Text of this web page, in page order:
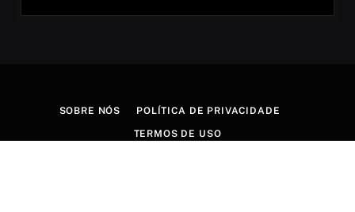
SOBRE NÓS POLÍTICA DE PRIVACIDADE
TERMOS DE USO